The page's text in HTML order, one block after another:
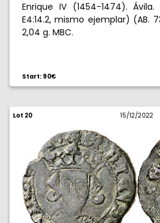
Enrique IV (1454-1474).
E4:14.2, mismo ejemplar) (AB.
2,04 g. MBC.
Start: 90€
Lot 20 15/12/2022